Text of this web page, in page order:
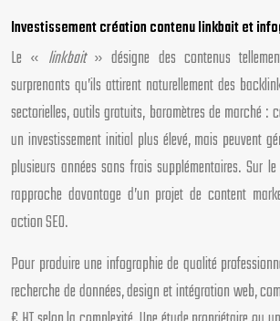
Investissement création contenu linkbait et
Le « linkbait» désigne des contenus
surprenants qu’ils attirent naturellement des
sectorielles, outils gratuits, baromètres de marché :
un investissement initial plus élevé, mais peuvent
plusieurs années sans frais supplémentaires. Sur
rapproche davantage d’un projet de content
action SEO.
Pour produire une infographie de qualité
recherche de données, design et intégration web,